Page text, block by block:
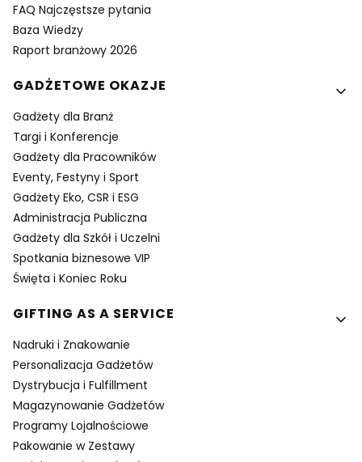
FAQ Najczęstsze pytania
Baza Wiedzy
Raport branżowy 2026
GADŻETOWE OKAZJE
Gadżety dla Branż
Targi i Konferencje
Gadżety dla Pracowników
Eventy, Festyny i Sport
Gadżety Eko, CSR i ESG
Administracja Publiczna
Gadżety dla Szkół i Uczelni
Spotkania biznesowe VIP
Święta i Koniec Roku
GIFTING AS A SERVICE
Nadruki i Znakowanie
Personalizacja Gadżetów
Dystrybucja i Fulfillment
Magazynowanie Gadżetów
Programy Lojalnościowe
Pakowanie w Zestawy